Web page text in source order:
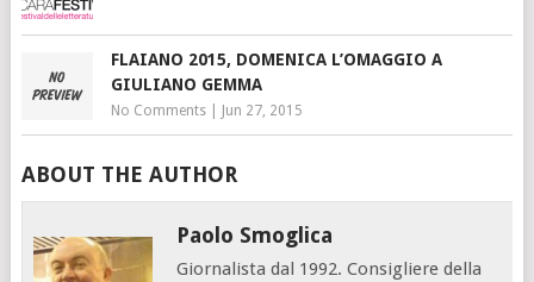
FLAIANO 2015, DOMENICA L’OMAGGIO A
GIULIANO GEMMA
No Comments| Jun 27, 2015
ABOUT THE AUTHOR
Paolo Smoglica
Giornalista dal 1992. Consigliere della